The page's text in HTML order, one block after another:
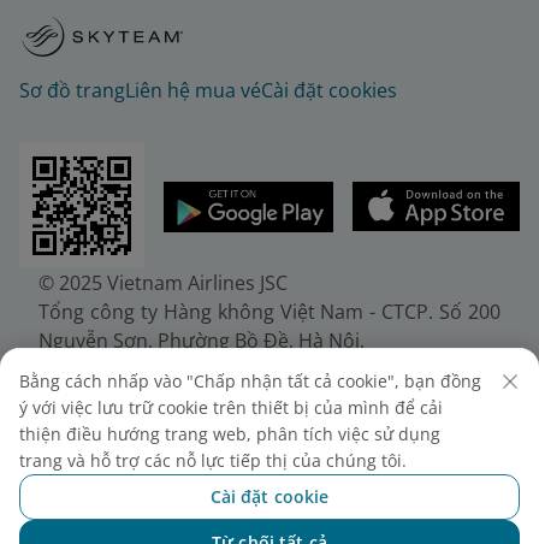
Sơ đồ trangLiên hệ mua véCài đặt cookies
© 2025 Vietnam Airlines JSC
Tổng công ty Hàng không Việt Nam - CTCP. Số 200
Nguyễn Sơn, Phường Bồ Đề, Hà Nội.
Điện thoại: (+84-24) 38272289. Fax: (+84-24)
38722375
Giấy chứng nhận đăng ký doanh nghiệp, mã số
doanh nghiệp 0100107518, đăng ký lần đầu ngày
30/6/2010, đăng ký thay đổi lần thứ 10 ngày
24/7/2025, cấp bởi Sở Tài chính Thành phố Hà Nội.
Bằng cách nhấp vào "Chấp nhận tất cả cookie", bạn đồng
ý với việc lưu trữ cookie trên thiết bị của mình để cải
thiện điều hướng trang web, phân tích việc sử dụng
trang và hỗ trợ các nỗ lực tiếp thị của chúng tôi.
Cài đặt cookie